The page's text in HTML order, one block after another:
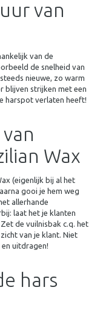
van
van de
de snelheid van
nieuwe, zo warm
blijven strijken met een
harspot verlaten heeft!
Wax
(eigenlijk bij al het
gooi je hem weg
allerhande
laat het je klanten
de vuilnisbak c.q. het
van je klant. Niet
uitdragen!
hars